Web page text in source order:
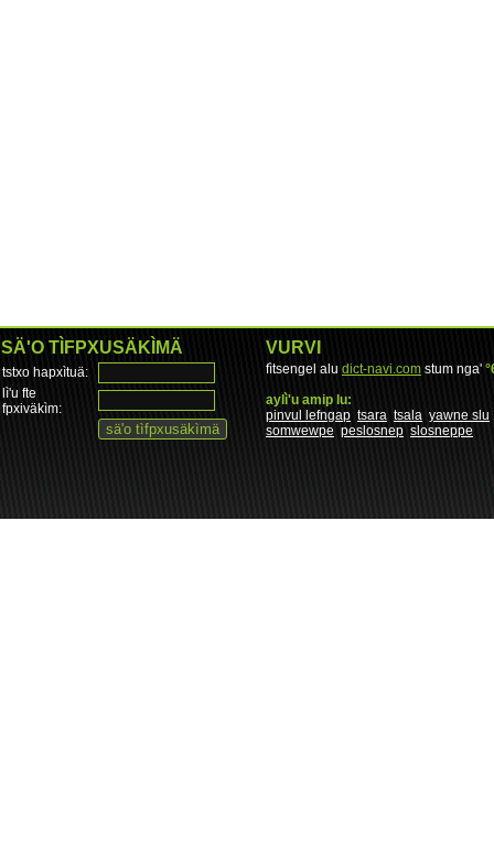
SÄ'O TÌFPXUSÄKÌMÄ
tstxo hapxìtuä:
lì'u fte
fpxiväkìm:
VURVI
fìtsengel alu dict-navi.com stum nga'
aylì'u amip lu:
pinvul lefngap tsara tsala yawne slu
somwewpe peslosnep slosneppe